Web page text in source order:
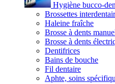
Hygiène bucco-
Brossettes
Haleine fraîche
Brosse à dents
Brosse à dents
Dentifrices
Bains de bouche
Fil dentaire
Aphte, soins